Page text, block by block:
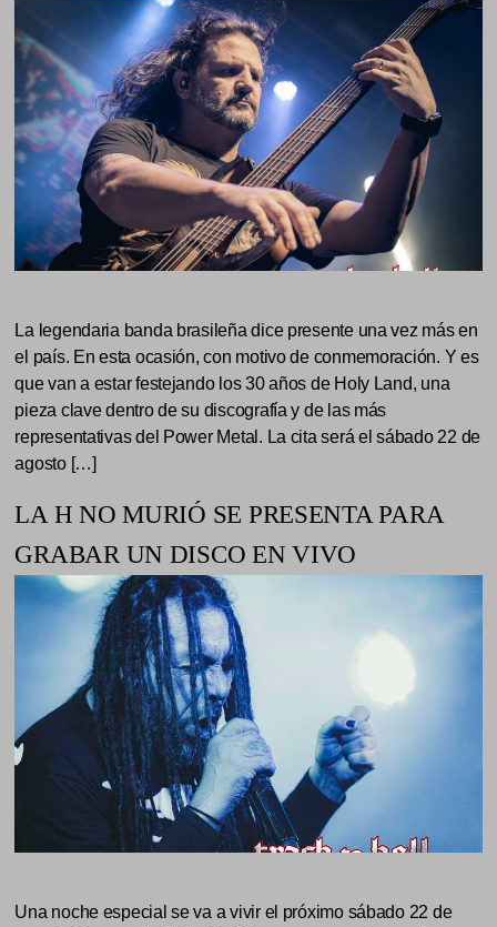
La legendaria banda brasileña dice presente una vez más en
el país. En esta ocasión, con motivo de conmemoración. Y es
que van a estar festejando los 30 años de Holy Land, una
pieza clave dentro de su discografía y de las más
representativas del Power Metal. La cita será el sábado 22 de
agosto […]
LA H NO MURIÓ SE PRESENTA PARA
GRABAR UN DISCO EN VIVO
Una noche especial se va a vivir el próximo sábado 22 de